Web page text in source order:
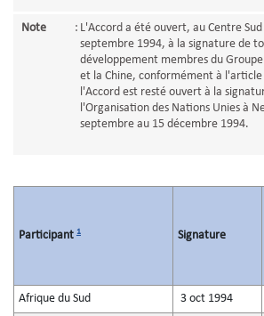
Note : L'Accord a été ouvert, au Centre
septembre 1994, à la signature de
développement membres du
et la Chine, conformément à
l'Accord est resté ouvert à la
l'Organisation des Nations Unies à
septembre au 15 décembre 1994.
Participant 1 Signature
Afrique du Sud 3 oct 1994